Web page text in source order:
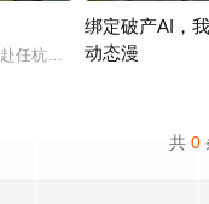
世界
民如子的君王下一秒竟然
任杭州，与老友佛印（一
绑定破产AI，
动态漫
共 0